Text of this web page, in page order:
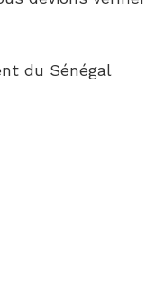
du Sénégal